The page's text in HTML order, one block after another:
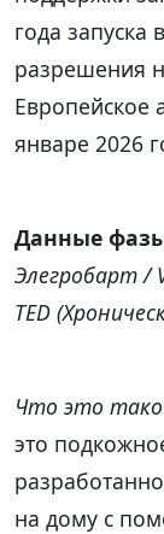
года
разрешения
Европейское
январе 2026
Данные
Элегробарт /
TED
Что это
это
на дому с